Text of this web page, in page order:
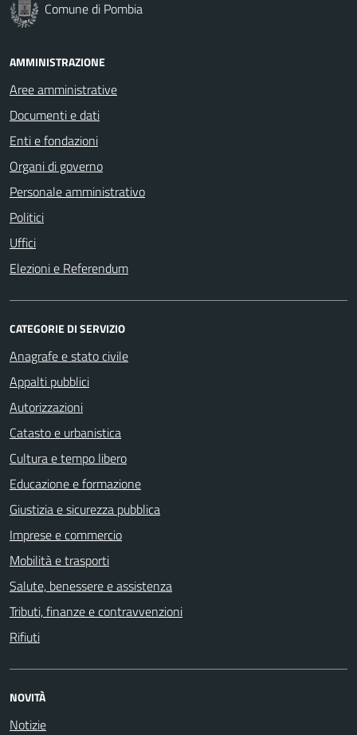
Comune di Pombia
AMMINISTRAZIONE
Aree amministrative
Documenti e dati
Enti e fondazioni
Organi di governo
Personale amministrativo
Politici
Uffici
Elezioni e Referendum
CATEGORIE DI SERVIZIO
Anagrafe e stato civile
Appalti pubblici
Autorizzazioni
Catasto e urbanistica
Cultura e tempo libero
Educazione e formazione
Giustizia e sicurezza pubblica
Imprese e commercio
Mobilità e trasporti
Salute, benessere e assistenza
Tributi, finanze e contravvenzioni
Rifiuti
NOVITÀ
Notizie